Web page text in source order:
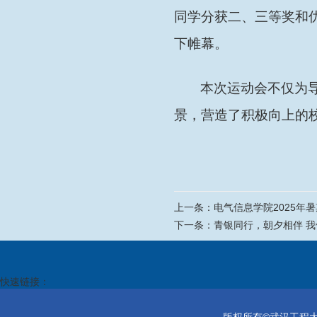
同学分获二、三等奖和
下帷幕。
本次运动会不仅为
景，营造了积极向上的
上一条： 电气信息学院2025年
下一条： 青银同行，朝夕相伴
快速链接：